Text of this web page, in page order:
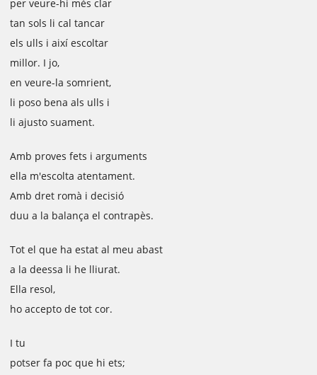
per veure-hi més clar
tan sols li cal tancar
els ulls i així escoltar
millor. I jo,
en veure-la somrient,
li poso bena als ulls i
li ajusto suament.
Amb proves fets i arguments
ella m'escolta atentament.
Amb dret romà i decisió
duu a la balança el contrapès.
Tot el que ha estat al meu abast
a la deessa li he lliurat.
Ella resol,
ho accepto de tot cor.
I tu
potser fa poc que hi ets;